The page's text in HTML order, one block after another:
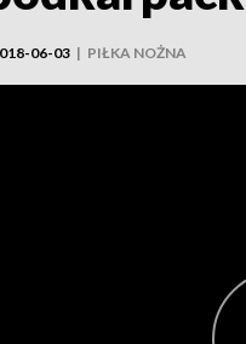
06-03 | PIŁKA NOŻNA